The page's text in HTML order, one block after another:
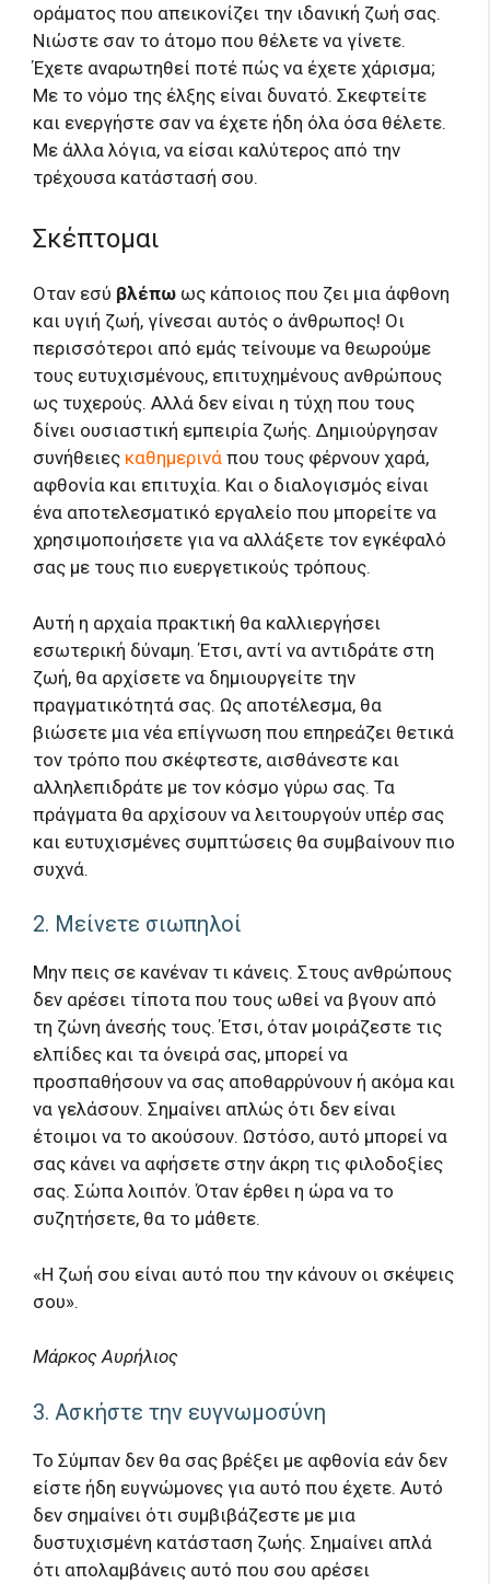
οράματος που απεικονίζει την ιδανική ζωή σας.
Νιώστε σαν το άτομο που θέλετε να γίνετε.
Έχετε αναρωτηθεί ποτέ πώς να έχετε χάρισμα;
Με το νόμο της έλξης είναι δυνατό. Σκεφτείτε
και ενεργήστε σαν να έχετε ήδη όλα όσα θέλετε.
Με άλλα λόγια, να είσαι καλύτερος από την
τρέχουσα κατάστασή σου.
Σκέπτομαι
Οταν εσύ βλέπω ως κάποιος που ζει μια άφθονη
και υγιή ζωή, γίνεσαι αυτός ο άνθρωπος! Οι
περισσότεροι από εμάς τείνουμε να θεωρούμε
τους ευτυχισμένους, επιτυχημένους ανθρώπους
ως τυχερούς. Αλλά δεν είναι η τύχη που τους
δίνει ουσιαστική εμπειρία ζωής. Δημιούργησαν
συνήθειες καθημερινά που τους φέρνουν χαρά,
αφθονία και επιτυχία. Και ο διαλογισμός είναι
ένα αποτελεσματικό εργαλείο που μπορείτε να
χρησιμοποιήσετε για να αλλάξετε τον εγκέφαλό
σας με τους πιο ευεργετικούς τρόπους.
Αυτή η αρχαία πρακτική θα καλλιεργήσει
εσωτερική δύναμη. Έτσι, αντί να αντιδράτε στη
ζωή, θα αρχίσετε να δημιουργείτε την
πραγματικότητά σας. Ως αποτέλεσμα, θα
βιώσετε μια νέα επίγνωση που επηρεάζει θετικά
τον τρόπο που σκέφτεστε, αισθάνεστε και
αλληλεπιδράτε με τον κόσμο γύρω σας. Τα
πράγματα θα αρχίσουν να λειτουργούν υπέρ σας
και ευτυχισμένες συμπτώσεις θα συμβαίνουν πιο
συχνά.
2. Μείνετε σιωπηλοί
Μην πεις σε κανέναν τι κάνεις. Στους ανθρώπους
δεν αρέσει τίποτα που τους ωθεί να βγουν από
τη ζώνη άνεσής τους. Έτσι, όταν μοιράζεστε τις
ελπίδες και τα όνειρά σας, μπορεί να
προσπαθήσουν να σας αποθαρρύνουν ή ακόμα και
να γελάσουν. Σημαίνει απλώς ότι δεν είναι
έτοιμοι να το ακούσουν. Ωστόσο, αυτό μπορεί να
σας κάνει να αφήσετε στην άκρη τις φιλοδοξίες
σας. Σώπα λοιπόν. Όταν έρθει η ώρα να το
συζητήσετε, θα το μάθετε.
«Η ζωή σου είναι αυτό που την κάνουν οι σκέψεις
σου».
Μάρκος Αυρήλιος
3. Ασκήστε την ευγνωμοσύνη
Το Σύμπαν δεν θα σας βρέξει με αφθονία εάν δεν
είστε ήδη ευγνώμονες για αυτό που έχετε. Αυτό
δεν σημαίνει ότι συμβιβάζεστε με μια
δυστυχισμένη κατάσταση ζωής. Σημαίνει απλά
ότι απολαμβάνεις αυτό που σου αρέσει